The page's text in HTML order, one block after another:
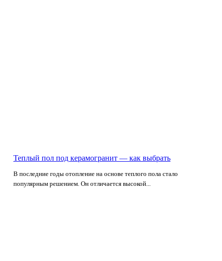
Теплый пол под керамогранит — как выбрать
В последние годы отопление на основе теплого пола стало
популярным решением. Он отличается высокой...